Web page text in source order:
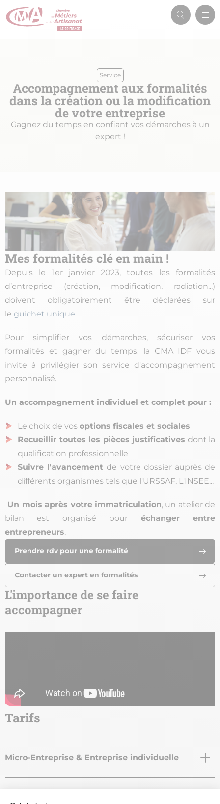
Aller
au
Service
Accompagnement aux formalités
dans la création ou la modification
de votre entreprise
Gagnez du temps en confiant vos démarches à un
expert !
Mes formalités clé en main !
Depuis le 1er janvier 2023, toutes les formalités
d’entreprise (création, modification, radiation...)
doivent obligatoirement être déclarées sur
le guichet unique.
Pour simplifier vos démarches, sécuriser vos
formalités et gagner du temps, la CMA IDF vous
invite à privilégier son service d'accompagnement
personnalisé.
Un accompagnement individuel et complet pour :
Le choix de vos options fiscales et sociales
Recueillir toutes les pièces justificatives dont la
qualification professionnelle
Suivre l'avancement de votre dossier auprès de
différents organismes tels que l'URSSAF, L'INSEE...
Un mois après votre immatriculation, un atelier de
bilan est organisé pour échanger entre
entrepreneurs.
Prendre rdv pour une formalité
Contacter un expert en formalités
Image
url
L'importance de se faire
accompagner
Tarifs
Micro-Entreprise & Entreprise individuelle